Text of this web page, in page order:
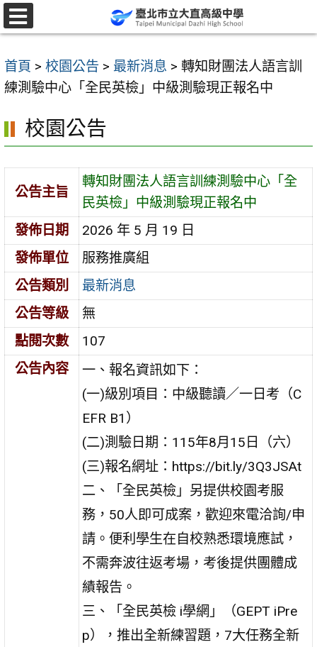
跳
至
要
內
區
首頁 > 校園公告 > 最新消息 > 轉知財團法人語言訓
練測驗中心「全民英檢」中級測驗現正報名中
校園公告
公告主旨
轉知財團法人語言訓練測驗中心「全
民英檢」中級測驗現正報名中
發佈日期
2026 年 5 月 19 日
發佈單位
服務推廣組
公告類別
最新消息
公告等級
無
點閱次數
107
公告內容
一、報名資訊如下：
(一)級別項目：中級聽讀／一日考（C
EFR B1）
(二)測驗日期：115年8月15日（六）
(三)報名網址：https://bit.ly/3Q3JSAt
二、「全民英檢」另提供校園考服
務，50人即可成案，歡迎來電洽詢/申
請。便利學生在自校熟悉環境應試，
不需奔波往返考場，考後提供團體成
績報告。
三、「全民英檢 i學網」（GEPT iPre
p），推出全新練習題，7大任務全新
選
單